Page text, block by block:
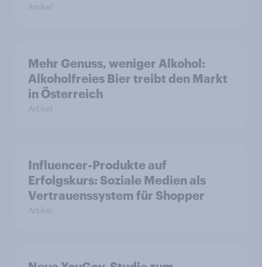
Artikel
Mehr Genuss, weniger Alkohol:
Alkoholfreies Bier treibt den Markt
in Österreich
Artikel
Influencer-Produkte auf
Erfolgskurs: Soziale Medien als
Vertrauenssystem für Shopper
Artikel